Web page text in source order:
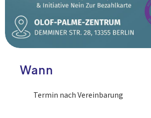
Wann
Termin nach Vereinbarung